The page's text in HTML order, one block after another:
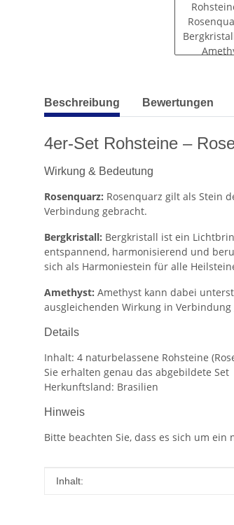
weitere Registerkarten anzeigen
Beschreibung Bewertungen
4er-Set Rohsteine –
Wirkung & Bedeutung
Rosenquarz: Rosenquarz gilt als Stein
Verbindung gebracht.
Bergkristall: Bergkristall ist ein
entspannend, harmonisierend und
sich als Harmoniestein für alle
Amethyst: Amethyst kann dabei
ausgleichenden Wirkung in
Details
Inhalt: 4 naturbelassene Rohsteine
Sie erhalten genau das abgebildete Set
Herkunftsland: Brasilien
Hinweis
Bitte beachten Sie, dass es sich um
Produkteigenschaft
Wert
Inhalt: